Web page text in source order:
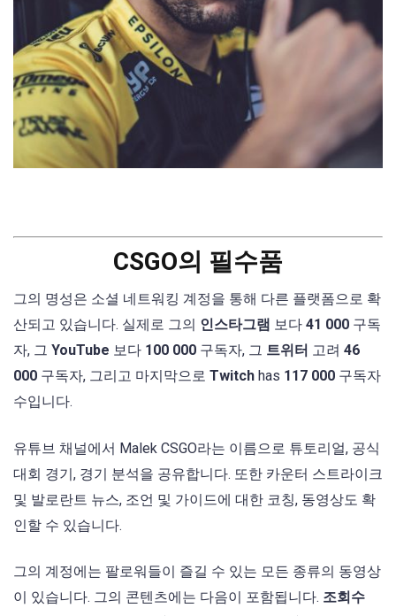
CSGO의 필수품
그의 명성은 소셜 네트워킹 계정을 통해 다른 플랫폼으로 확
산되고 있습니다. 실제로 그의 인스타그램 보다 41 000 구독
자, 그 YouTube 보다 100 000 구독자, 그 트위터 고려 46
000 구독자, 그리고 마지막으로 Twitch has 117 000 구독자
수입니다.
유튜브 채널에서 Malek CSGO라는 이름으로 튜토리얼, 공식
대회 경기, 경기 분석을 공유합니다. 또한 카운터 스트라이크
및 발로란트 뉴스, 조언 및 가이드에 대한 코칭, 동영상도 확
인할 수 있습니다.
그의 계정에는 팔로워들이 즐길 수 있는 모든 종류의 동영상
이 있습니다. 그의 콘텐츠에는 다음이 포함됩니다. 조회수